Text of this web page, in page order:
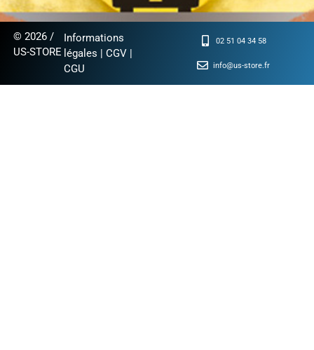
© 2026 /
US-STORE
Informations
légales |CGV |
CGU
02 51 04 34 58
info@us-store.fr